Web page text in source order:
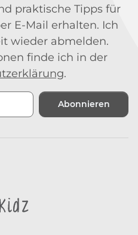
praktische Tipps für
E-Mail erhalten. Ich
wieder abmelden.
finde ich in der
.
Abonnieren